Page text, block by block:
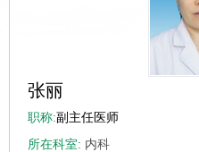
张丽
职称:副主任医师
所在科室: 内科